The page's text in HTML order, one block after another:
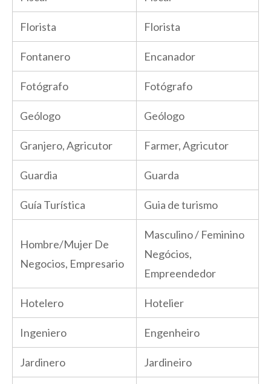
Florista Florista
Fontanero Encanador
Fotógrafo Fotógrafo
Geólogo Geólogo
Granjero, Agricutor Farmer, Agricutor
Guardia Guarda
Guía Turística Guia de turismo
Hombre/Mujer De
Negocios, Empresario
Masculino / Feminino
Negócios,
Empreendedor
Hotelero Hotelier
Ingeniero Engenheiro
Jardinero Jardineiro